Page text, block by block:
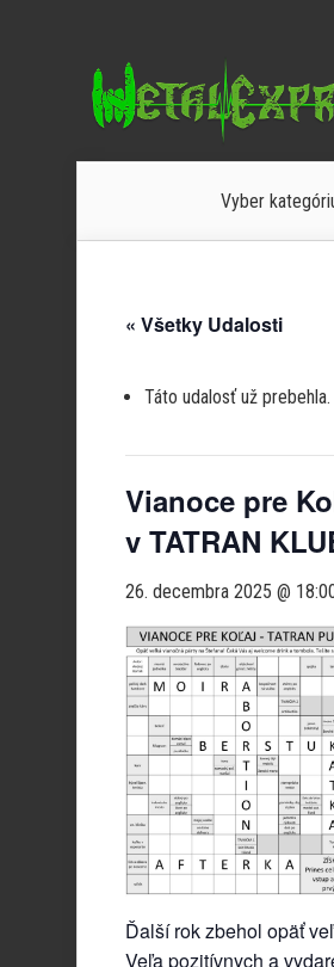
Vyber
« Všetky Udalosti
Táto udalosť už prebehla.
Vianoce pre
v TATRAN
26. decembra 2025 @
Ďalší rok zbehol opäť
Veľa pozitívnych a